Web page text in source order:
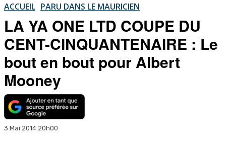
ACCUEIL PARU DANS LE MAURICIEN
LA YA ONE LTD COUPE DU
CENT-CINQUANTENAIRE : Le
bout en bout pour Albert
Mooney
3 Mai 2014 20h00